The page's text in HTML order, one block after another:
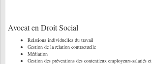
Avocat en Droit Social
Relations individuelles du travail
Gestion de la relation contractuelle
Médiation
Gestion des préventions des contentieux employeurs-salariés et